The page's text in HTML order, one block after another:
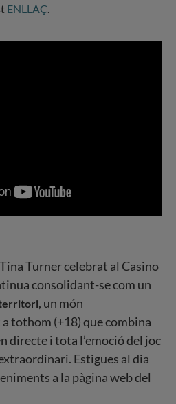
ENLLAÇ.
Turner celebrat al Casino
consolidant-se com un
territori, un món
tothom (+18) que combina
directe i tota l’emoció del joc
Estigues al dia
a la pàgina web del